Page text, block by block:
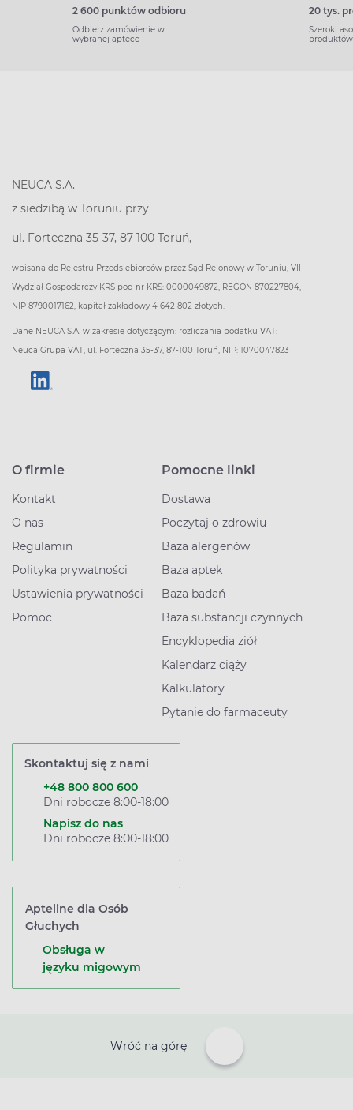
2 600 punktów odbioru
Odbierz zamówienie w
wybranej aptece
20 tys.
Szeroki
produktów
NEUCA S.A.
z siedzibą w Toruniu przy
ul. Forteczna 35-37, 87-100 Toruń,
wpisana do Rejestru Przedsiębiorców przez Sąd Rejonowy w Toruniu, VII
Wydział Gospodarczy KRS pod nr KRS: 0000049872, REGON 870227804,
NIP 8790017162, kapitał zakładowy 4 642 802 złotych.
Dane NEUCA S.A. w zakresie dotyczącym: rozliczania podatku VAT:
Neuca Grupa VAT, ul. Forteczna 35-37, 87-100 Toruń, NIP: 1070047823
O firmie
Kontakt
O nas
Regulamin
Polityka prywatności
Ustawienia prywatności
Pomoc
Pomocne linki
Dostawa
Poczytaj o zdrowiu
Baza alergenów
Baza aptek
Baza badań
Baza substancji czynnych
Encyklopedia ziół
Kalendarz ciąży
Kalkulatory
Pytanie do farmaceuty
Skontaktuj się z nami
+48 800 800 600
Dni robocze 8:00-18:00
Napisz do nas
Dni robocze 8:00-18:00
Apteline dla Osób
Głuchych
Obsługa w
języku migowym
Wróć na górę